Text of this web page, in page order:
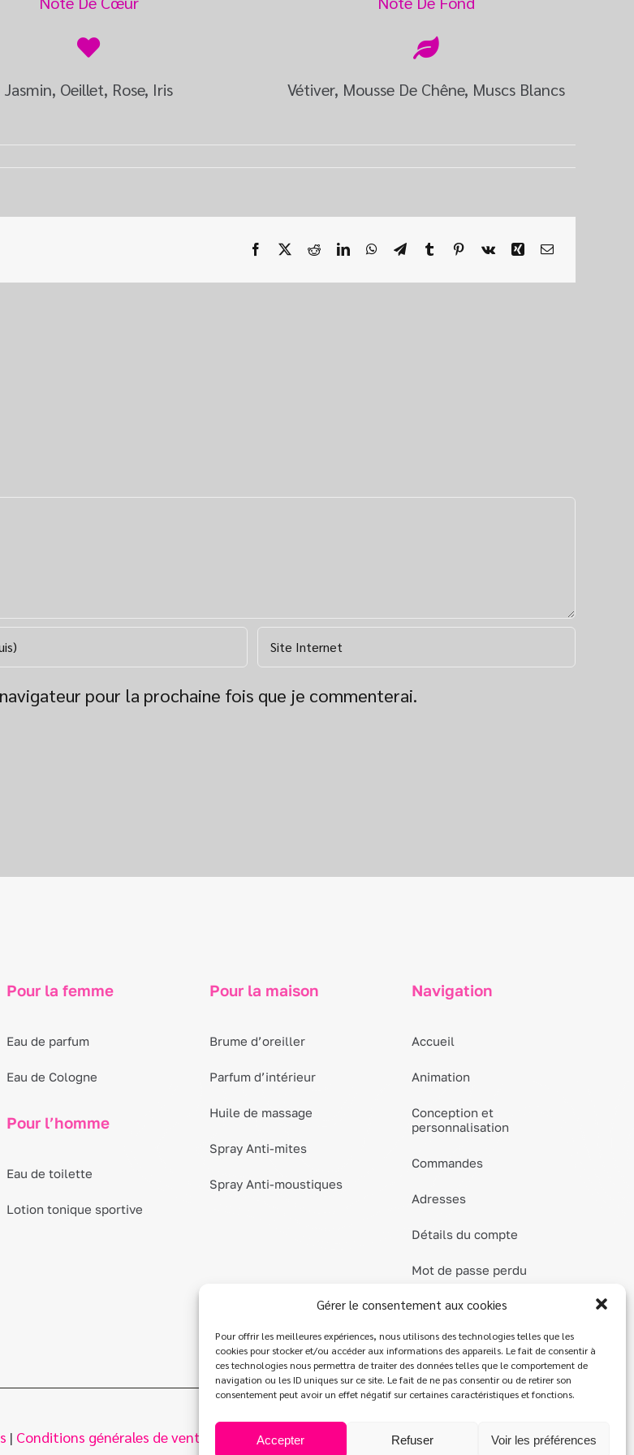
Gérer le consentement aux cookies
Pour offrir les meilleures expériences, nous utilisons des technologies telles que les
cookies pour stocker et/ou accéder aux informations des appareils. Le fait de consentir à
ces technologies nous permettra de traiter des données telles que le comportement de
navigation ou les ID uniques sur ce site. Le fait de ne pas consentir ou de retirer son
consentement peut avoir un effet négatif sur certaines caractéristiques et fonctions.
Accepter Refuser Voir les préférences
Jasmin, Oeillet, Rose, Iris Vétiver, Mousse De Chêne, Muscs Blancs
Facebook
X RedditLinkedInWhatsApp
TelegramTumblrPinterest
Vk Xing Email
pour la prochaine fois que je commenterai.
Pour la femme
Eau de parfum
Eau de Cologne
Pour l’homme
Eau de toilette
Lotion tonique sportive
Pour la maison
Brume d’oreiller
Parfum d’intérieur
Huile de massage
Spray Anti-mites
Spray Anti-moustiques
Navigation
Accueil
Animation
Conception et
personnalisation
Commandes
Adresses
Détails du compte
Mot de passe perdu
Contact
| Conditions générales de vente Politique de confidentialité